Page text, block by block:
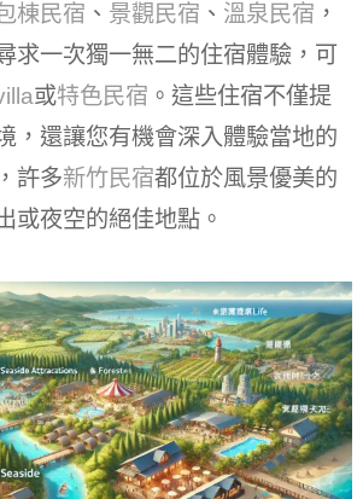
棟民宿 、 景觀民宿 、 溫泉民宿 ，
求一次獨一無二的住宿體驗，可
或特色民宿 。這些住宿不僅提
，還讓您有機會深入體驗當地的
許多新竹民宿都位於風景優美的
或夜空的絕佳地點。